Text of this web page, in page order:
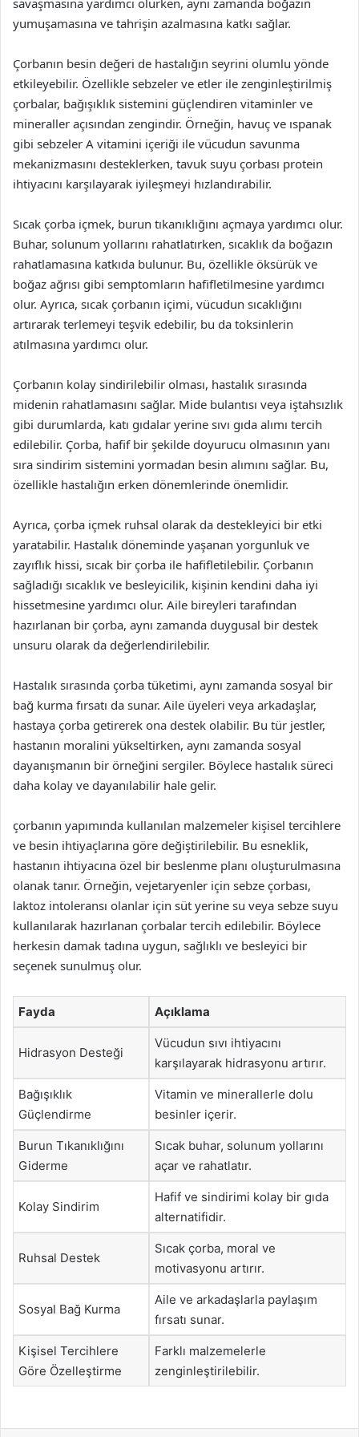
yumuşamasına ve tahrişin azalmasına katkı sağlar.
Çorbanın besin değeri de hastalığın seyrini olumlu yönde
etkileyebilir. Özellikle sebzeler ve etler ile zenginleştirilmiş
çorbalar, bağışıklık sistemini güçlendiren vitaminler ve
mineraller açısından zengindir. Örneğin, havuç ve ıspanak
gibi sebzeler A vitamini içeriği ile vücudun savunma
mekanizmasını desteklerken, tavuk suyu çorbası protein
ihtiyacını karşılayarak iyileşmeyi hızlandırabilir.
Sıcak çorba içmek, burun tıkanıklığını açmaya yardımcı olur.
Buhar, solunum yollarını rahatlatırken, sıcaklık da boğazın
rahatlamasına katkıda bulunur. Bu, özellikle öksürük ve
boğaz ağrısı gibi semptomların hafifletilmesine yardımcı
olur. Ayrıca, sıcak çorbanın içimi, vücudun sıcaklığını
artırarak terlemeyi teşvik edebilir, bu da toksinlerin
atılmasına yardımcı olur.
Çorbanın kolay sindirilebilir olması, hastalık sırasında
midenin rahatlamasını sağlar. Mide bulantısı veya iştahsızlık
gibi durumlarda, katı gıdalar yerine sıvı gıda alımı tercih
edilebilir. Çorba, hafif bir şekilde doyurucu olmasının yanı
sıra sindirim sistemini yormadan besin alımını sağlar. Bu,
özellikle hastalığın erken dönemlerinde önemlidir.
Ayrıca, çorba içmek ruhsal olarak da destekleyici bir etki
yaratabilir. Hastalık döneminde yaşanan yorgunluk ve
zayıflık hissi, sıcak bir çorba ile hafifletilebilir. Çorbanın
sağladığı sıcaklık ve besleyicilik, kişinin kendini daha iyi
hissetmesine yardımcı olur. Aile bireyleri tarafından
hazırlanan bir çorba, aynı zamanda duygusal bir destek
unsuru olarak da değerlendirilebilir.
Hastalık sırasında çorba tüketimi, aynı zamanda sosyal bir
bağ kurma fırsatı da sunar. Aile üyeleri veya arkadaşlar,
hastaya çorba getirerek ona destek olabilir. Bu tür jestler,
hastanın moralini yükseltirken, aynı zamanda sosyal
dayanışmanın bir örneğini sergiler. Böylece hastalık süreci
daha kolay ve dayanılabilir hale gelir.
çorbanın yapımında kullanılan malzemeler kişisel tercihlere
ve besin ihtiyaçlarına göre değiştirilebilir. Bu esneklik,
hastanın ihtiyacına özel bir beslenme planı oluşturulmasına
olanak tanır. Örneğin, vejetaryenler için sebze çorbası,
laktoz intoleransı olanlar için süt yerine su veya sebze suyu
kullanılarak hazırlanan çorbalar tercih edilebilir. Böylece
herkesin damak tadına uygun, sağlıklı ve besleyici bir
seçenek sunulmuş olur.
Fayda Açıklama
Hidrasyon Desteği
Vücudun sıvı ihtiyacını
karşılayarak hidrasyonu artırır.
Bağışıklık
Güçlendirme
Vitamin ve minerallerle dolu
besinler içerir.
Burun Tıkanıklığını
Giderme
Sıcak buhar, solunum yollarını
açar ve rahatlatır.
Kolay Sindirim
Hafif ve sindirimi kolay bir gıda
alternatifidir.
Ruhsal Destek
Sıcak çorba, moral ve
motivasyonu artırır.
Sosyal Bağ Kurma
Aile ve arkadaşlarla paylaşım
fırsatı sunar.
Kişisel Tercihlere
Göre Özelleştirme
Farklı malzemelerle
zenginleştirilebilir.